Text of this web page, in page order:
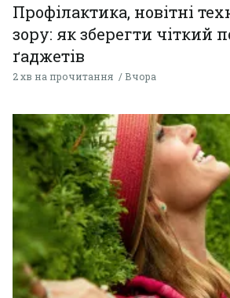
Профілактика, новітні
зору: як зберегти чіткий
ґаджетів
2 хв на прочитання Вчора